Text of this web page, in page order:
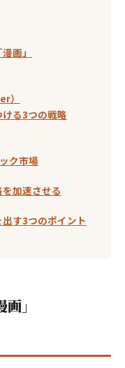
画」
）
る3つの戦略
ク市場
を加速させる
す3つのポイント
」